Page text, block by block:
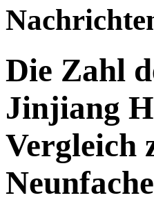
Die Zahl
Jinjiang
Vergleich